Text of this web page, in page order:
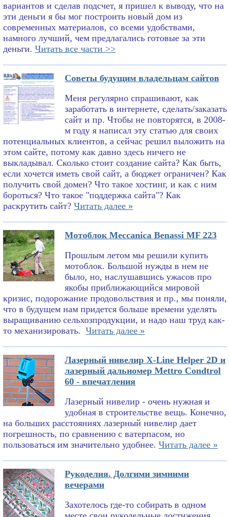
вариантов и сделав подсчет, я пришел к выводу, что на
эти деньги я бы мог построить новый дом из
современных материалов, со всеми удобствами,
намного лучший, чем предлагались готовые за эти
деньги. Читать все части >>
Советы будущим владельцам сайтов
Меня регулярно спрашивают, как
заработать в интернете, сделать/заказать
сайт и пр. Чтобы не повторятся, в 2008-
м году я написал эту статью для своих
потенциальных клиентов, а сейчас решил выложить на
этом сайте, потому как давно здесь ничего не
выкладывал. Сколько стоит создание сайта? Как быть,
если хочется иметь свой сайт, а бюджет ограничен? Как
получить свой домен? Что такое хостинг, и как с ним
бороться? Что такое "поддержка сайта"? Как
раскрутить сайт? Читать далее »
Мотоблок Meccanica Benassi MF 223
Прошлым летом мы решили купить
мотоблок. Большой нужды в нем не
было, но, наслушавшись ужасов про
якобы приближающийся мировой
кризис, подорожание продовольствия и пр., мы поняли,
что в будущем нам придется больше времени уделять
выращиванию сельхозпродукции, и надо наш труд как-
то механизировать. Читать далее »
Лазерный нивелир X-Line Helper 2D и
лазерный дальномер Mettro Condtrol
60 - впечатления
Лазерный нивелир - очень нужная и
удобная в строительстве вещь. Конечно,
на больших расстояниях лазерный нивелир дает
погрешность, по сравнению с ватерпасом, но
пользоваться им значительно удобнее. Читать далее »
Рукоделия. Долгими зимними
вечерами
Захотелось где-то собирать в одном